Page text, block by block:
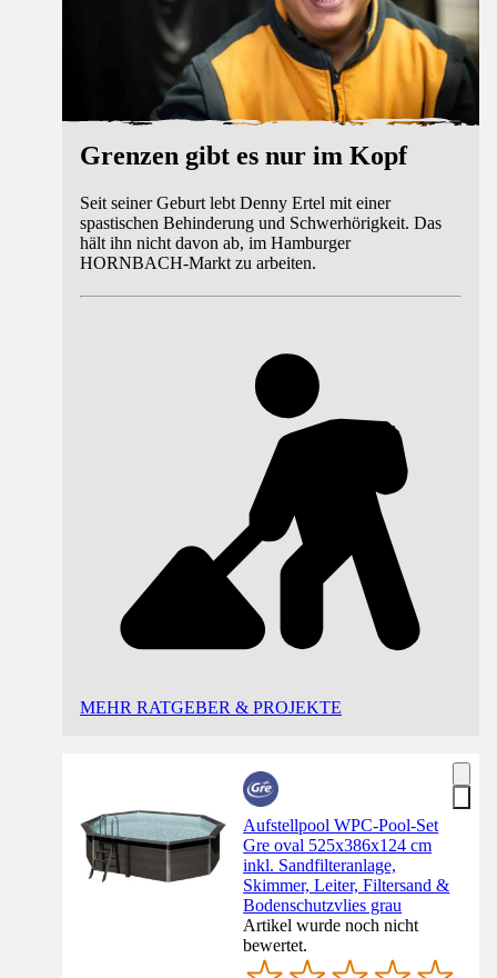
Grenzen gibt es nur im Kopf
Seit seiner Geburt lebt Denny Ertel mit einer
spastischen Behinderung und Schwerhörigkeit. Das
hält ihn nicht davon ab, im Hamburger
HORNBACH-Markt zu arbeiten.
MEHR RATGEBER & PROJEKTE
Aufstellpool WPC-Pool-Set
Gre oval 525x386x124 cm
inkl. Sandfilteranlage,
Skimmer, Leiter, Filtersand &
Bodenschutzvlies grau
Artikel wurde noch nicht
bewertet.